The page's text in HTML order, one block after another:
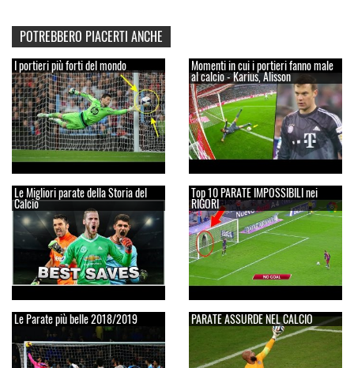
POTREBBERO PIACERTI ANCHE
I portieri più forti del mondo Momenti in cui i portieri fanno male
al calcio - Karius, Alisson
Le Migliori parate della Storia del
Calcio
Top 10 PARATE IMPOSSIBILI nei
RIGORI
Le Parate più belle 2018/2019 PARATE ASSURDE NEL CALCIO